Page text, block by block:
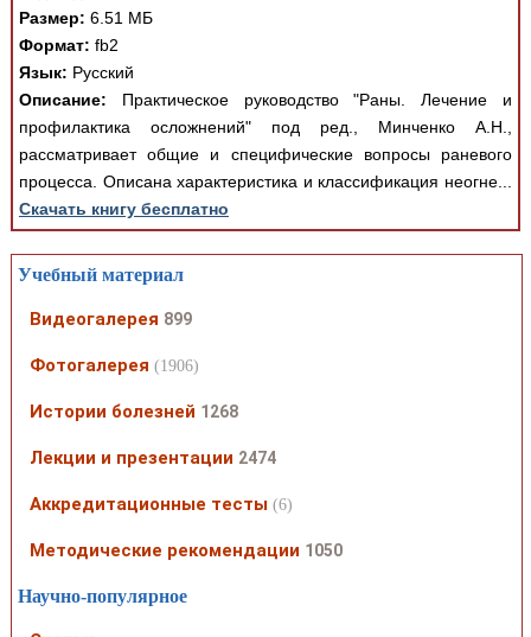
Размер: 6.51 МБ
Формат: fb2
Язык: Русский
Описание: Практическое руководство "Раны. Лечение и
профилактика осложнений" под ред., Минченко А.Н.,
рассматривает общие и специфические вопросы раневого
процесса. Описана характеристика и классификация неогне...
Скачать книгу бесплатно
Учебный материал
Видеогалерея 899
Фотогалерея (1906)
Истории болезней 1268
Лекции и презентации 2474
Аккредитационные тесты (6)
Методические рекомендации 1050
Научно-популярное